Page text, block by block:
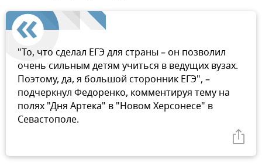
"То, что сделал ЕГЭ для страны – он позволил
очень сильным детям учиться в ведущих вузах.
Поэтому, да, я большой сторонник ЕГЭ", –
подчеркнул Федоренко, комментируя тему на
полях "Дня Артека" в "Новом Херсонесе" в
Севастополе.